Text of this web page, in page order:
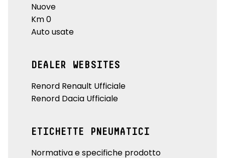
Nuove
Km 0
Auto usate
DEALER WEBSITES
Renord Renault Ufficiale
Renord Dacia Ufficiale
ETICHETTE PNEUMATICI
Normativa e specifiche prodotto